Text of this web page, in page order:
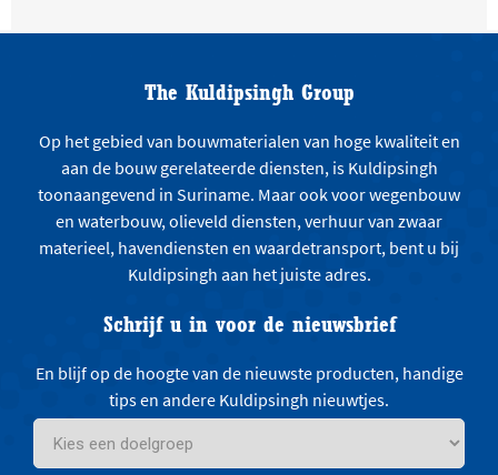
The Kuldipsingh Group
Op het gebied van bouwmaterialen van hoge kwaliteit en
aan de bouw gerelateerde diensten, is Kuldipsingh
toonaangevend in Suriname. Maar ook voor wegenbouw
en waterbouw, olieveld diensten, verhuur van zwaar
materieel, havendiensten en waardetransport, bent u bij
Kuldipsingh aan het juiste adres.
Schrijf u in voor de nieuwsbrief
En blijf op de hoogte van de nieuwste producten, handige
tips en andere Kuldipsingh nieuwtjes.